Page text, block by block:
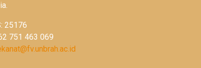
25176
751 463 069